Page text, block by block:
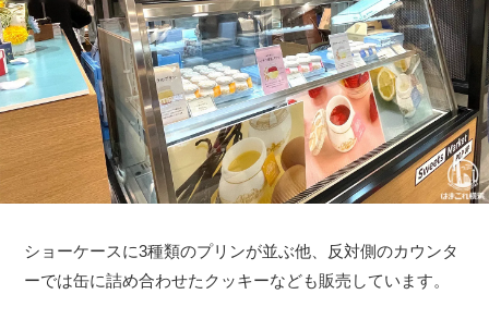
ショーケースに3種類のプリンが並ぶ他、反対側のカウンタ
ーでは缶に詰め合わせたクッキーなども販売しています。